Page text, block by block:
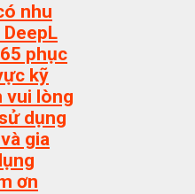
nhu
phục
kỹ
vui lòng
dụng
gia
ơn